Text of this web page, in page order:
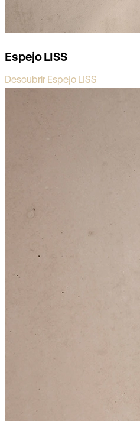
Espejo LISS
Descubrir Espejo LISS